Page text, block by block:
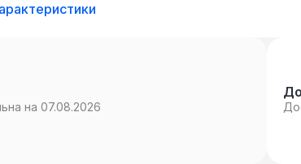
на 07.08.2026